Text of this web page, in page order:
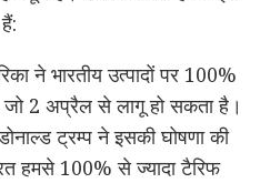
ने भारतीय उत्पादों पर 100%
2 अप्रैल से लागू हो सकता है।
ट्रम्प ने इसकी घोषणा की
हमसे 100% से ज्यादा टैरिफ